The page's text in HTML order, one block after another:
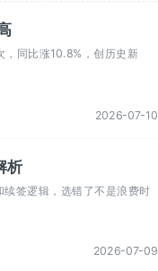
，同比涨10.8%，创历史新
2026-07-10
析
签逻辑，选错了不是浪费时
2026-07-09